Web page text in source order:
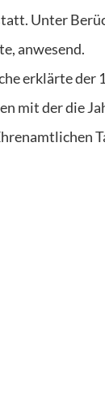
Unter
anwesend.
erklärte
mit der die